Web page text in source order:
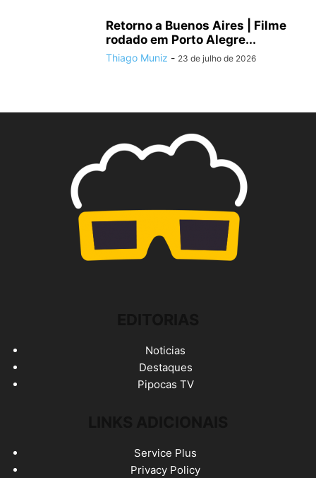
Retorno a Buenos Aires | Filme
rodado em Porto Alegre...
Thiago Muniz - 23 de julho de 2026
Noticias
Destaques
Pipocas TV
Service Plus
Privacy Policy